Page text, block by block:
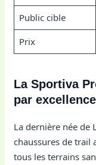
Public cible
Prix
La Sportiva
par excellence
La dernière née de
chaussures de trail
tous les terrains